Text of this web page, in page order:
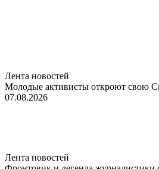
Лента новостей
Молодые активисты откроют свою
07.08.2026
Лента новостей